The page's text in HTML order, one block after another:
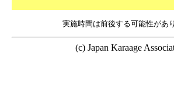
実施時間は前後する可能性があ
(c) Japan Karaage